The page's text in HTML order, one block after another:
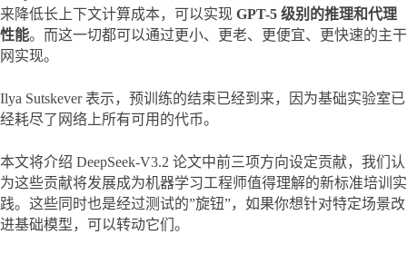
来降低长上下文计算成本，可以实现 GPT-5 级别的推理和代理
性能。而这一切都可以通过更小、更老、更便宜、更快速的主干
网实现。
Ilya Sutskever 表示，预训练的结束已经到来，因为基础实验室已
经耗尽了网络上所有可用的代币。
本文将介绍 DeepSeek-V3.2 论文中前三项方向设定贡献，我们认
为这些贡献将发展成为机器学习工程师值得理解的新标准培训实
践。这些同时也是经过测试的”旋钮”，如果你想针对特定场景改
进基础模型，可以转动它们。